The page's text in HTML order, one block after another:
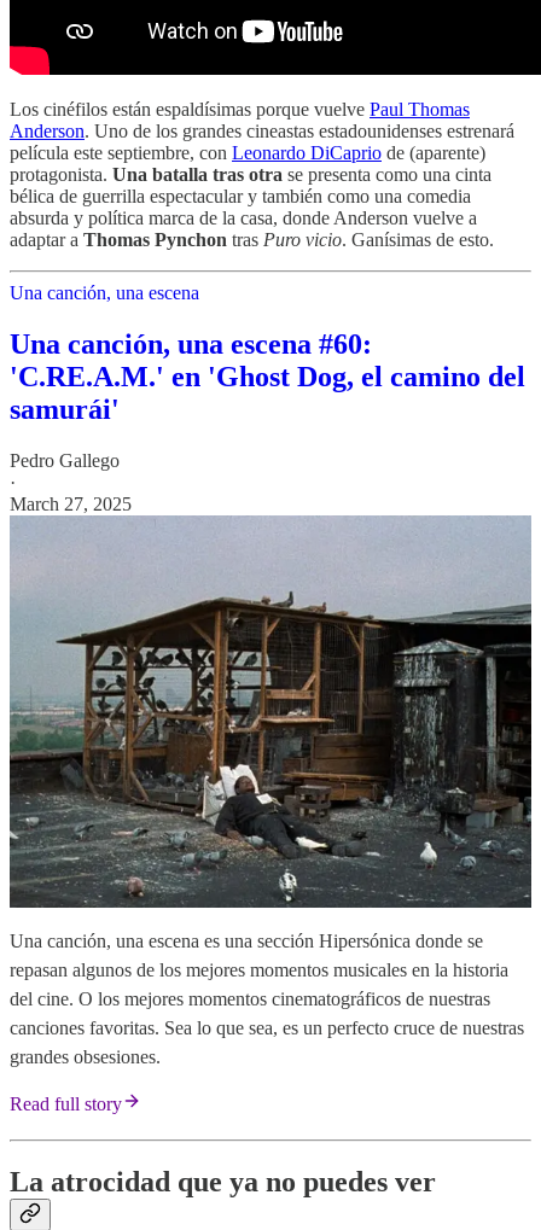
Los cinéfilos están espaldísimas porque vuelve Paul Thomas
Anderson. Uno de los grandes cineastas estadounidenses estrenará
película este septiembre, con Leonardo DiCaprio de (aparente)
protagonista. Una batalla tras otra se presenta como una cinta
bélica de guerrilla espectacular y también como una comedia
absurda y política marca de la casa, donde Anderson vuelve a
adaptar a Thomas Pynchon tras Puro vicio. Ganísimas de esto.
Una canción, una escena
Una canción, una escena #60:
'C.RE.A.M.' en 'Ghost Dog, el camino del
samurái'
Pedro Gallego
·
March 27, 2025
Una canción, una escena es una sección Hipersónica donde se
repasan algunos de los mejores momentos musicales en la historia
del cine. O los mejores momentos cinematográficos de nuestras
canciones favoritas. Sea lo que sea, es un perfecto cruce de nuestras
grandes obsesiones.
Read full story
La atrocidad que ya no puedes ver